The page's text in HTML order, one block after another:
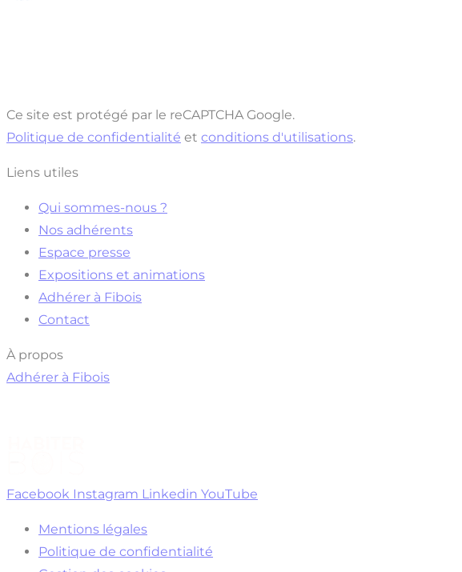
Ce site est protégé par le reCAPTCHA Google.
Politique de confidentialité et conditions d'utilisations.
Liens utiles
Qui sommes-nous ?
Nos adhérents
Espace presse
Expositions et animations
Adhérer à Fibois
Contact
À propos
Adhérer à Fibois
Facebook Instagram Linkedin YouTube
Mentions légales
Politique de confidentialité